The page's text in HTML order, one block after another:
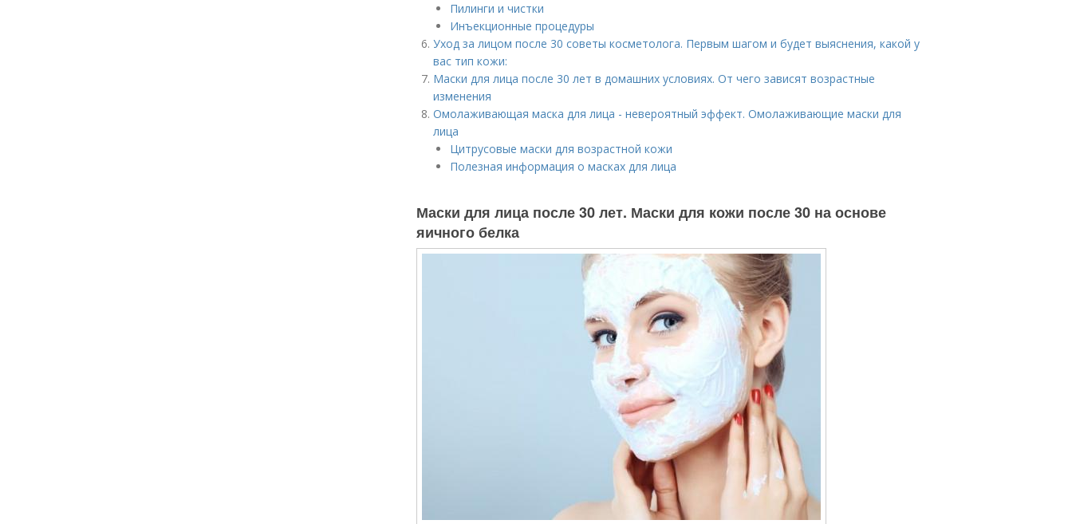
Пилинги и чистки
Инъекционные процедуры
Уход за лицом после 30 советы косметолога. Первым шагом и будет выяснения, какой у
вас тип кожи:
Маски для лица после 30 лет в домашних условиях. От чего зависят возрастные
изменения
Омолаживающая маска для лица - невероятный эффект. Омолаживающие маски для
лица
Цитрусовые маски для возрастной кожи
Полезная информация о масках для лица
Маски для лица после 30 лет. Маски для кожи после 30 на основе
яичного белка